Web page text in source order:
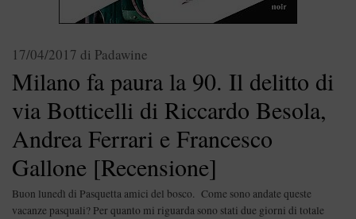
Milano fa paura la 90. Il delitto di
via Botticelli di Riccardo Besola,
Andrea Ferrari e Francesco
Gallone [Recensione]
17/04/2017 di Padawine
Buon lunedì di Pasquetta amici del bosco. Come sono andate queste
vacanze pasquali? Per quanto mi riguarda sono stati due giorni di totale